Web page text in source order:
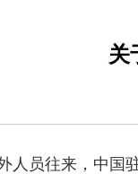
关
人员往来，中国